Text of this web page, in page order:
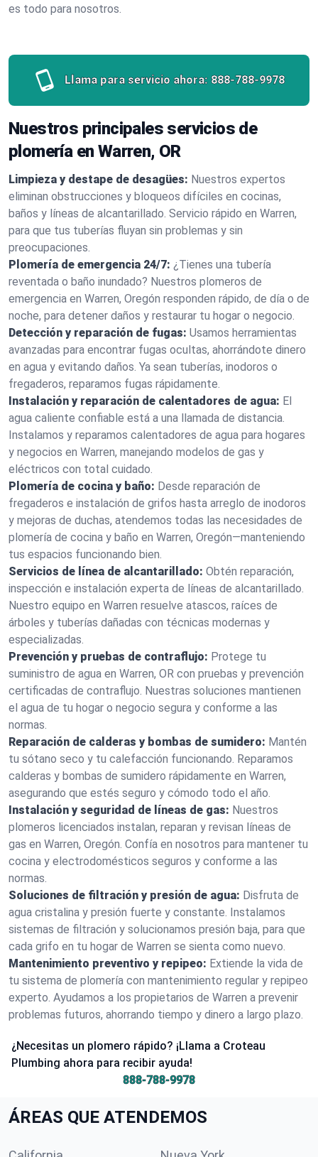
es todo para nosotros.
Llama para servicio ahora: 888-788-9978
Nuestros principales servicios de
plomería en Warren, OR
Limpieza y destape de desagües: Nuestros expertos
eliminan obstrucciones y bloqueos difíciles en cocinas,
baños y líneas de alcantarillado. Servicio rápido en Warren,
para que tus tuberías fluyan sin problemas y sin
preocupaciones.
Plomería de emergencia 24/7: ¿Tienes una tubería
reventada o baño inundado? Nuestros plomeros de
emergencia en Warren, Oregón responden rápido, de día o de
noche, para detener daños y restaurar tu hogar o negocio.
Detección y reparación de fugas: Usamos herramientas
avanzadas para encontrar fugas ocultas, ahorrándote dinero
en agua y evitando daños. Ya sean tuberías, inodoros o
fregaderos, reparamos fugas rápidamente.
Instalación y reparación de calentadores de agua: El
agua caliente confiable está a una llamada de distancia.
Instalamos y reparamos calentadores de agua para hogares
y negocios en Warren, manejando modelos de gas y
eléctricos con total cuidado.
Plomería de cocina y baño: Desde reparación de
fregaderos e instalación de grifos hasta arreglo de inodoros
y mejoras de duchas, atendemos todas las necesidades de
plomería de cocina y baño en Warren, Oregón—manteniendo
tus espacios funcionando bien.
Servicios de línea de alcantarillado: Obtén reparación,
inspección e instalación experta de líneas de alcantarillado.
Nuestro equipo en Warren resuelve atascos, raíces de
árboles y tuberías dañadas con técnicas modernas y
especializadas.
Prevención y pruebas de contraflujo: Protege tu
suministro de agua en Warren, OR con pruebas y prevención
certificadas de contraflujo. Nuestras soluciones mantienen
el agua de tu hogar o negocio segura y conforme a las
normas.
Reparación de calderas y bombas de sumidero: Mantén
tu sótano seco y tu calefacción funcionando. Reparamos
calderas y bombas de sumidero rápidamente en Warren,
asegurando que estés seguro y cómodo todo el año.
Instalación y seguridad de líneas de gas: Nuestros
plomeros licenciados instalan, reparan y revisan líneas de
gas en Warren, Oregón. Confía en nosotros para mantener tu
cocina y electrodomésticos seguros y conforme a las
normas.
Soluciones de filtración y presión de agua: Disfruta de
agua cristalina y presión fuerte y constante. Instalamos
sistemas de filtración y solucionamos presión baja, para que
cada grifo en tu hogar de Warren se sienta como nuevo.
Mantenimiento preventivo y repipeo: Extiende la vida de
tu sistema de plomería con mantenimiento regular y repipeo
experto. Ayudamos a los propietarios de Warren a prevenir
problemas futuros, ahorrando tiempo y dinero a largo plazo.
¿Necesitas un plomero rápido? ¡Llama a Croteau
Plumbing ahora para recibir ayuda!
888-788-9978
ÁREAS QUE ATENDEMOS